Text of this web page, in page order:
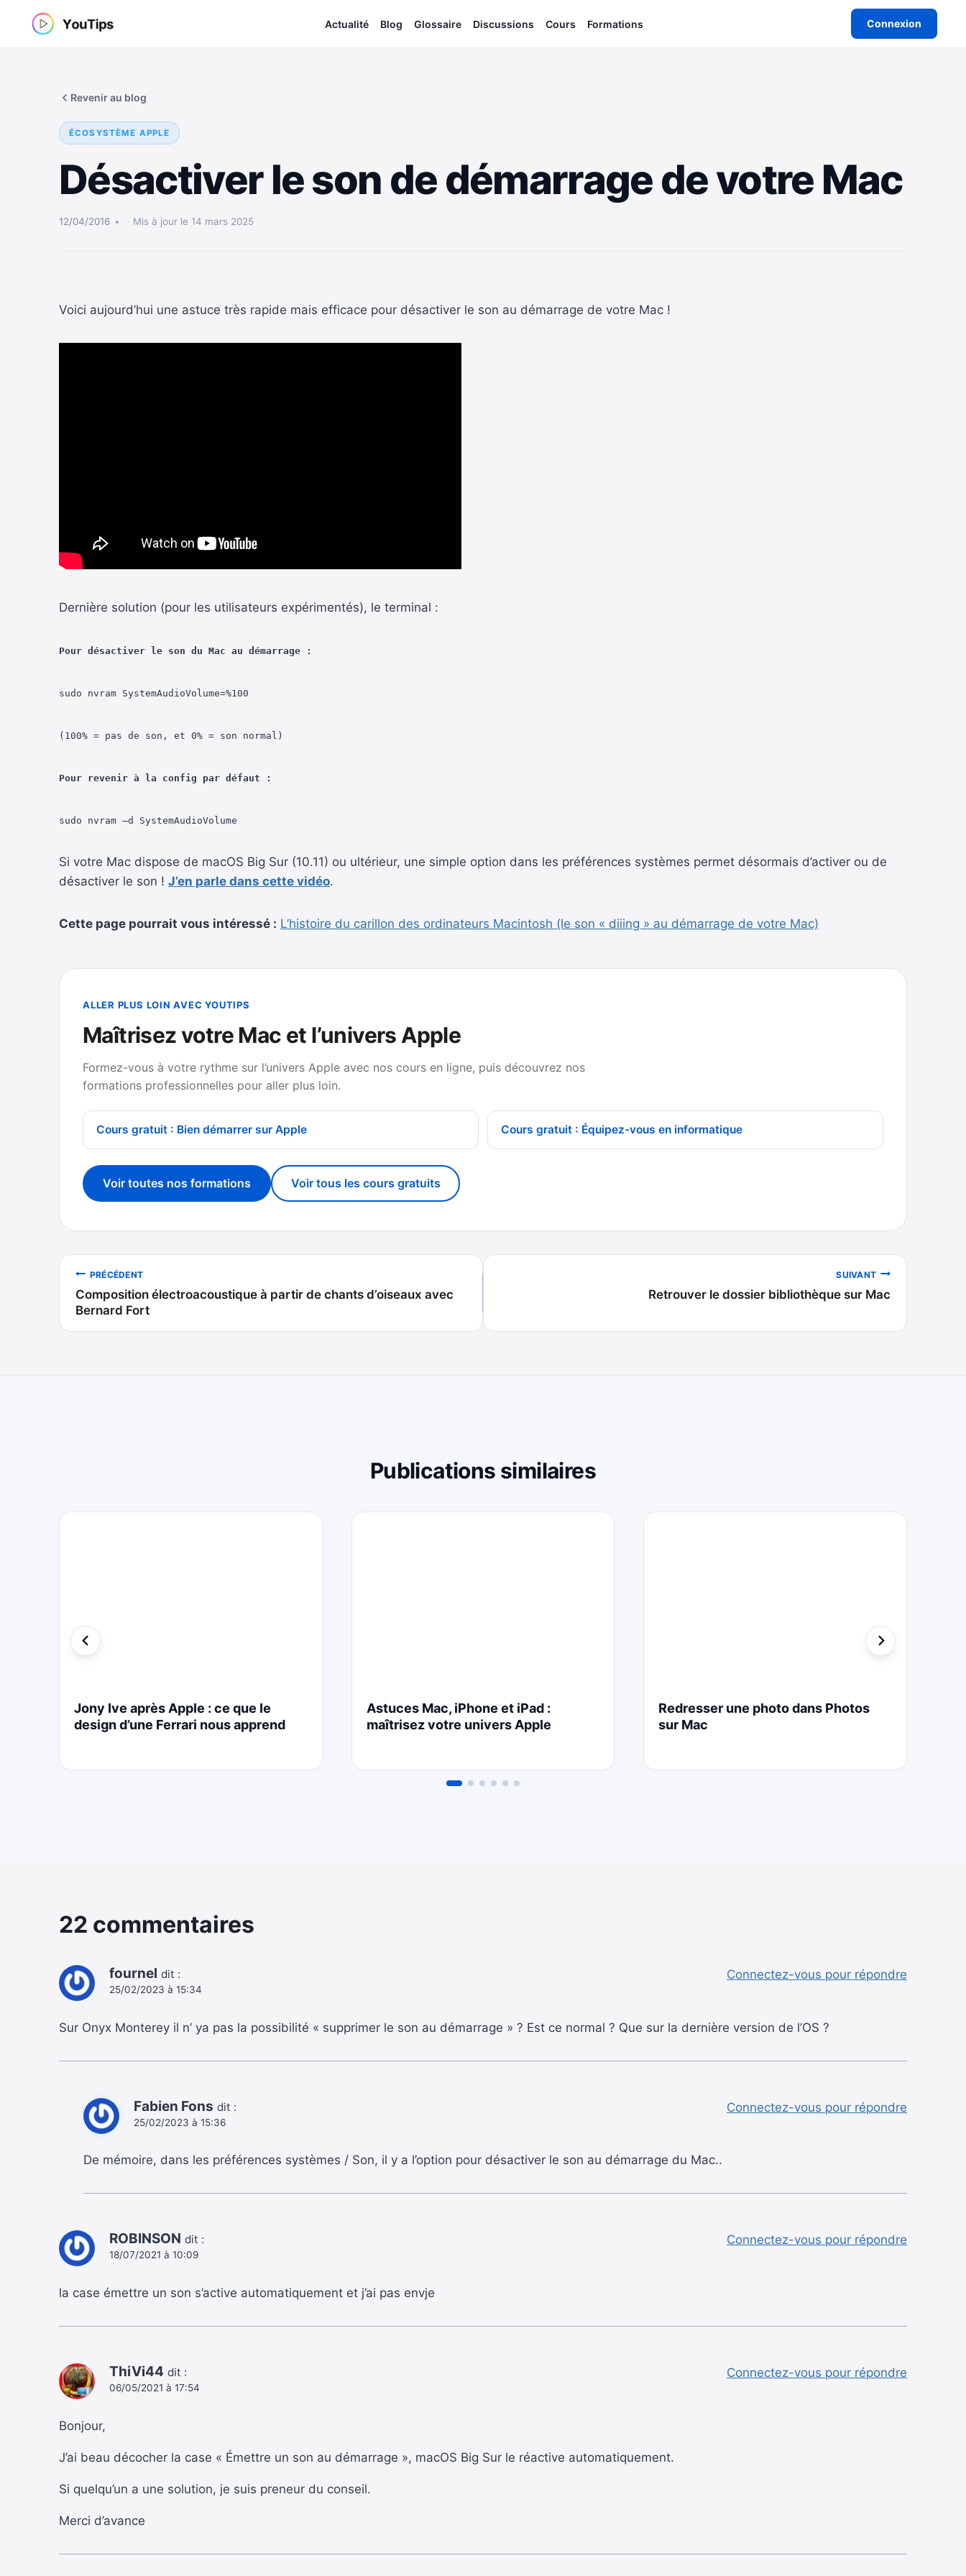
Actualité Blog Glossaire Discussions Cours Formations Connexion
Revenir au blog
ÉCOSYSTÈME APPLE
Désactiver le son de démarrage de votre Mac
12/04/2016 Mis à jour le 14 mars 2025
Voici aujourd’hui une astuce très rapide mais efficace pour désactiver le son au démarrage de votre Mac !
Dernière solution (pour les utilisateurs expérimentés), le terminal :
Pour désactiver le son du Mac au démarrage :
sudo nvram SystemAudioVolume=%100
(100% = pas de son, et 0% = son normal)
Pour revenir à la config par défaut :
sudo nvram –d SystemAudioVolume
Si votre Mac dispose de macOS Big Sur (10.11) ou ultérieur, une simple option dans les préférences systèmes permet désormais d’activer ou de
désactiver le son ! J’en parle dans cette vidéo.
Cette page pourrait vous intéressé : L’histoire du carillon des ordinateurs Macintosh (le son « diiing » au démarrage de votre Mac)
ALLER PLUS LOIN AVEC YOUTIPS
Maîtrisez votre Mac et l’univers Apple
Formez-vous à votre rythme sur l’univers Apple avec nos cours en ligne, puis découvrez nos
formations professionnelles pour aller plus loin.
Cours gratuit : Bien démarrer sur Apple Cours gratuit : Équipez-vous en informatique
Voir toutes nos formations Voir tous les cours gratuits
Navigation
de
l’article
PRÉCÉDENT
Composition électroacoustique à partir de chants d’oiseaux avec
Bernard Fort
SUIVANT
Retrouver le dossier bibliothèque sur Mac
Publications similaires
Jony Ive après Apple : ce que le
design d’une Ferrari nous apprend
Astuces Mac, iPhone et iPad :
maîtrisez votre univers Apple
Redresser une photo dans Photos
sur Mac
22 commentaires
fournel dit :
25/02/2023 à 15:34
Sur Onyx Monterey il n’ ya pas la possibilité « supprimer le son au démarrage » ? Est ce normal ? Que sur la dernière version de l’OS ?
Connectez-vous pour répondre
Fabien Fons dit :
25/02/2023 à 15:36
De mémoire, dans les préférences systèmes / Son, il y a l’option pour désactiver le son au démarrage du Mac..
Connectez-vous pour répondre
ROBINSON dit :
18/07/2021 à 10:09
la case émettre un son s’active automatiquement et j’ai pas envje
Connectez-vous pour répondre
ThiVi44 dit :
06/05/2021 à 17:54
Bonjour,
J’ai beau décocher la case « Émettre un son au démarrage », macOS Big Sur le réactive automatiquement.
Si quelqu’un a une solution, je suis preneur du conseil.
Merci d’avance
Connectez-vous pour répondre